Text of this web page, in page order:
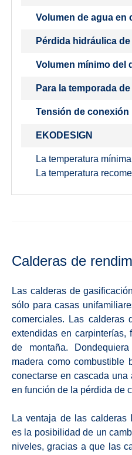
Volumen de agua en
Pérdida hidráulica
Volumen mínimo del
Para la temporada
Tensión de conexión
EKODESIGN
La temperatura
La temperatura
Calderas de
Las calderas de
sólo para casas
comerciales. Las calderas
extendidas en carpinterías,
de montaña.
madera como combustible
conectarse en cascada
en función de la pérdida de
La ventaja de las calderas
es la posibilidad de un
niveles, gracias a que las